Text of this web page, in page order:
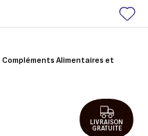
Compléments Alimentaires et
LIVRAISON
GRATUITE